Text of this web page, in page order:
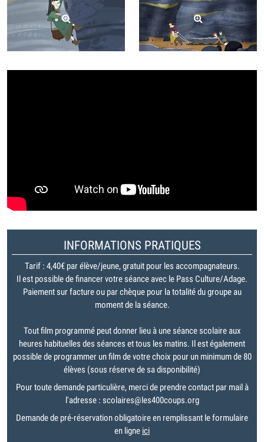
INFORMATIONS PRATIQUES
Tarif : 4,40€ par élève/jeune, gratuit pour les accompagnateurs.
Il est possible de financer votre séance avec le Pass Culture/Adage.
Paiement sur facture ou par chèque pour la totalité du groupe au
moment de la séance.
Tout film programmé peut donner lieu à une séance scolaire aux
heures habituelles des séances et tous les matins. Il est également
possible de programmer un film de votre choix pour un minimum de 80
élèves (sous réserve de sa disponibilité)
Pour toute demande particulière, merci de prendre contact par mail à
l'adresse : scolaires@les400coups.org
Demande de pré-réservation obligatoire en remplissant le formulaire
en ligne ici